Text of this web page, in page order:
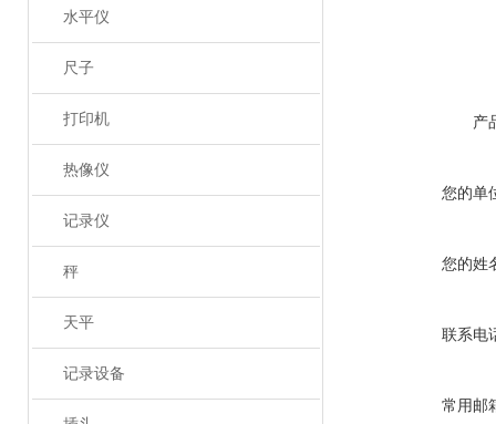
水平仪
尺子
打印机
热像仪
记录仪
秤
天平
记录设备
产
您的单
您的姓
联系电
常用邮